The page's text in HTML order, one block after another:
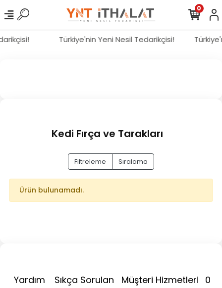
Türkiye'nin Yeni Nesil Tedarikçisi!
0
Kedi Fırça ve Tarakları
Filtreleme Sıralama
Ürün bulunamadı.
Yardım
Sıkça Sorulan
Müşteri Hizmetleri 0